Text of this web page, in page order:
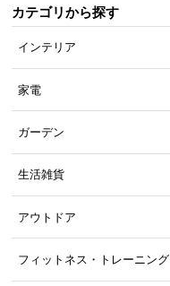
カテゴリから探す
インテリア
家電
ガーデン
生活雑貨
アウトドア
フィットネス・トレーニング